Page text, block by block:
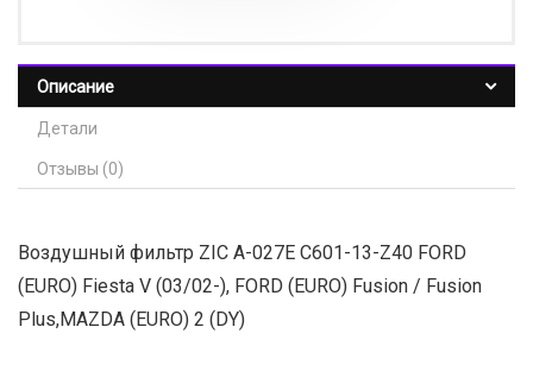
Описание
Детали
Отзывы (0)
Воздушный фильтр ZIC А-027Е С601-13-Z40 FORD
(EURO) Fiesta V (03/02-), FORD (EURO) Fusion / Fusion
Plus,MAZDA (EURO) 2 (DY)